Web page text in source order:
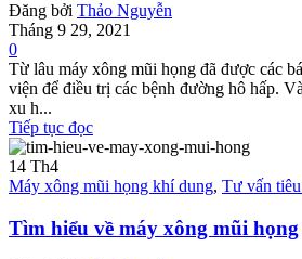
Đăng bởi Thảo Nguyễn
Tháng 9 29, 2021
0
Từ lâu máy xông mũi họng đã được các
viện để điều trị các bệnh đường hô hấp.
xu h...
Tiếp tục đọc
14 Th4
Máy xông mũi họng khí dung, Tư vấn
Tìm hiểu về máy xông mũi họng